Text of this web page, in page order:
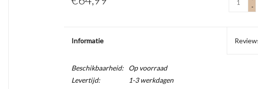
-
Informatie
Beschikbaarheid:
Op voorraad
Levertijd:
1-3 werkdagen